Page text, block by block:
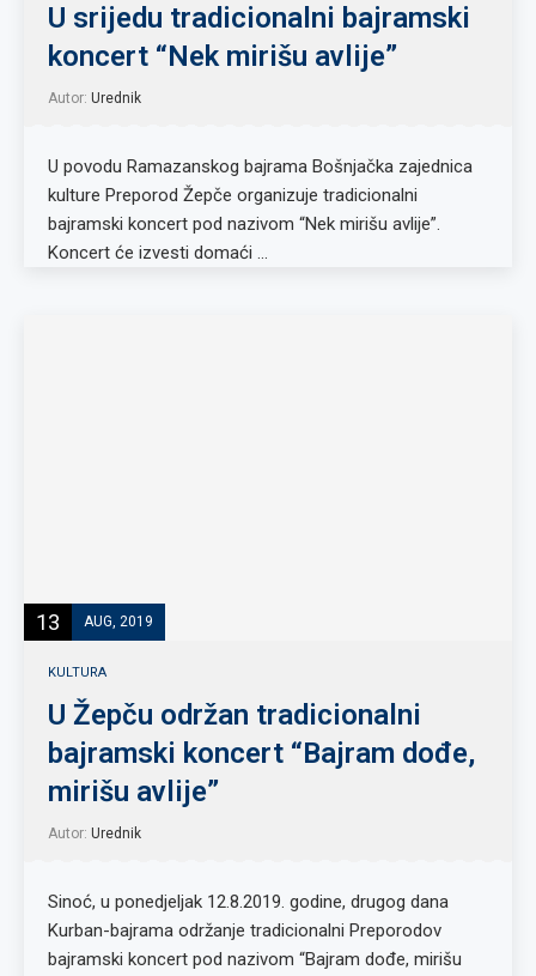
U srijedu tradicionalni bajramski
koncert “Nek mirišu avlije”
Autor: Urednik
U povodu Ramazanskog bajrama Bošnjačka zajednica
kulture Preporod Žepče organizuje tradicionalni
bajramski koncert pod nazivom “Nek mirišu avlije”.
Koncert će izvesti domaći …
13 AUG, 2019
KULTURA
U Žepču održan tradicionalni
bajramski koncert “Bajram dođe,
mirišu avlije”
Autor: Urednik
Sinoć, u ponedjeljak 12.8.2019. godine, drugog dana
Kurban-bajrama održanje tradicionalni Preporodov
bajramski koncert pod nazivom “Bajram dođe, mirišu